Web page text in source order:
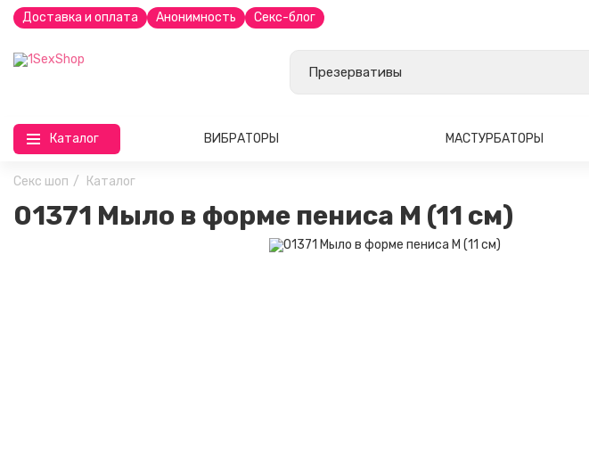
Доставка и оплата Анонимность Секс-блог
Каталог ВИБРАТОРЫ МАСТУРБАТОРЫ
Секс шоп Каталог
01371 Мыло в форме пениса M (11 см)